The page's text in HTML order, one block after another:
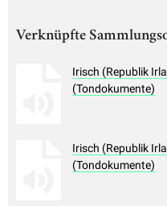
Verknüpfte
Irisch (Republik
(Tondokumente)
Irisch (Republik
(Tondokumente)